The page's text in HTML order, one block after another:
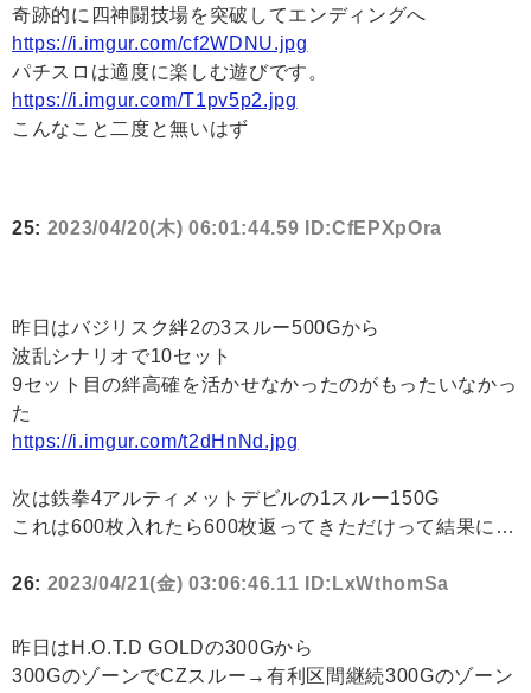
奇跡的に四神闘技場を突破してエンディングへ
https://i.imgur.com/cf2WDNU.jpg
パチスロは適度に楽しむ遊びです。
https://i.imgur.com/T1pv5p2.jpg
こんなこと二度と無いはず
25: 2023/04/20(木) 06:01:44.59 ID:CfEPXpOra
昨日はバジリスク絆2の3スルー500Gから
波乱シナリオで10セット
9セット目の絆高確を活かせなかったのがもったいなかっ
た
https://i.imgur.com/t2dHnNd.jpg
次は鉄拳4アルティメットデビルの1スルー150G
これは600枚入れたら600枚返ってきただけって結果に…
26: 2023/04/21(金) 03:06:46.11 ID:LxWthomSa
昨日はH.O.T.D GOLDの300Gから
300GのゾーンでCZスルー→有利区間継続300Gのゾーン